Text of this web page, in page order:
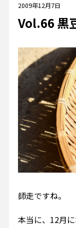
2009年12月7日
Vol.66 黒
師走ですね。
本当に、12月